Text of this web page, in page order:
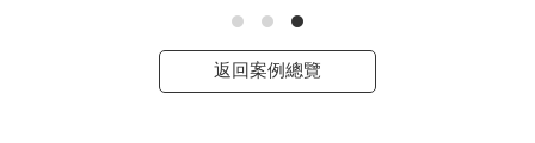
返回案例總覽